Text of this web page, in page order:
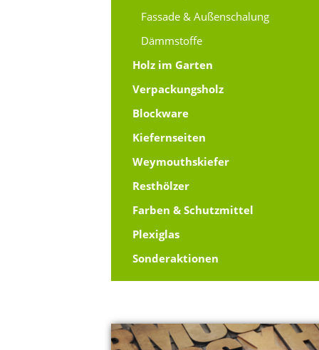
Fassade & Außenschalung
Dämmstoffe
Holz im Garten
Verpackungsholz
Blockware
Kiefernseiten
Weymouthskiefer
Resthölzer
Farben & Schutzmittel
Plexiglas
Sonderaktionen